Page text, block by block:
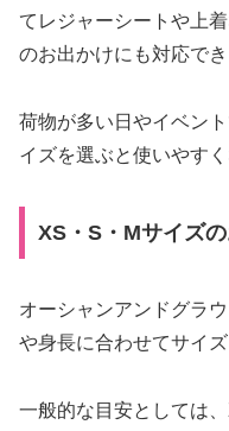
てレジャーシートや上
のお出かけにも対応で
荷物が多い日やイベン
イズを選ぶと使いやすく
XS・S・Mサイズ
オーシャンアンドグラ
や身長に合わせてサイ
一般的な目安としては